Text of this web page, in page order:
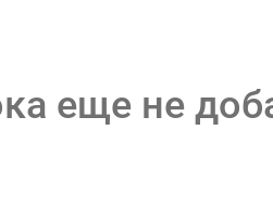
еще не